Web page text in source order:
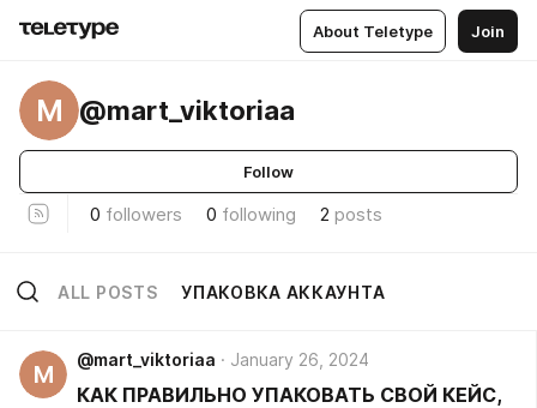
About Teletype Join
M @mart_viktoriaa
Follow
0 followers 0 following 2 posts
ALL POSTS УПАКОВКА АККАУНТА
M
@mart_viktoriaa January 26, 2024
КАК ПРАВИЛЬНО УПАКОВАТЬ СВОЙ КЕЙС,